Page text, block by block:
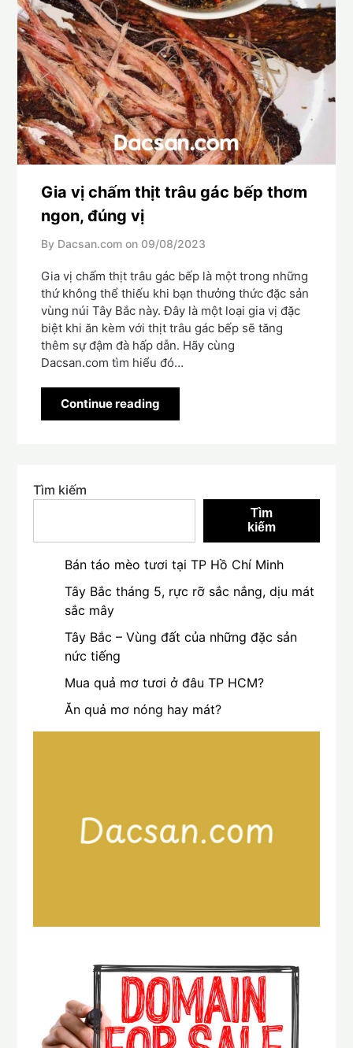
Gia vị chấm thịt trâu gác bếp thơm
ngon, đúng vị
By Dacsan.com on 09/08/2023
Gia vị chấm thịt trâu gác bếp là một trong những
thứ không thể thiếu khi bạn thưởng thức đặc sản
vùng núi Tây Bắc này. Đây là một loại gia vị đặc
biệt khi ăn kèm với thịt trâu gác bếp sẽ tăng
thêm sự đậm đà hấp dẫn. Hãy cùng
Dacsan.com tìm hiểu đó…
Continue reading
Tìm kiếm
Tìm
kiếm
Bán táo mèo tươi tại TP Hồ Chí Minh
Tây Bắc tháng 5, rực rỡ sắc nắng, dịu mát
sắc mây
Tây Bắc – Vùng đất của những đặc sản
nức tiếng
Mua quả mơ tươi ở đâu TP HCM?
Ăn quả mơ nóng hay mát?